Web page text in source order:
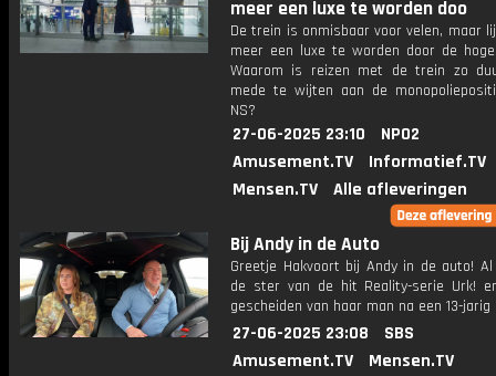
meer een luxe te worden doo
De trein is onmisbaar voor velen, maar
meer een luxe te worden door de
Waarom is reizen met de trein zo
mede te wijten aan de
NS?
27-06-2025 23:10
NPO2
Amusement.TV
Informatief.TV
Mensen.TV
Alle afleveringen
Bij Andy in de Auto
Greetje Hakvoort bij Andy in de auto!
de ster van de hit Reality-serie Urk!
gescheiden van haar man na een 13-jarig
27-06-2025 23:08
SBS
Amusement.TV
Mensen.TV